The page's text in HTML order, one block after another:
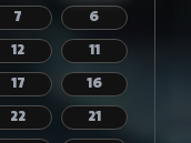
6
7
11
12
16
17
21
22